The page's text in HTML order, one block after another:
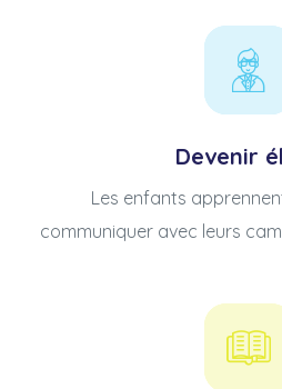
Devenir
Les enfants
communiquer avec leurs